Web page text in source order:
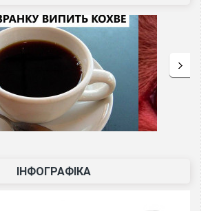
ІНФОГРАФІКА